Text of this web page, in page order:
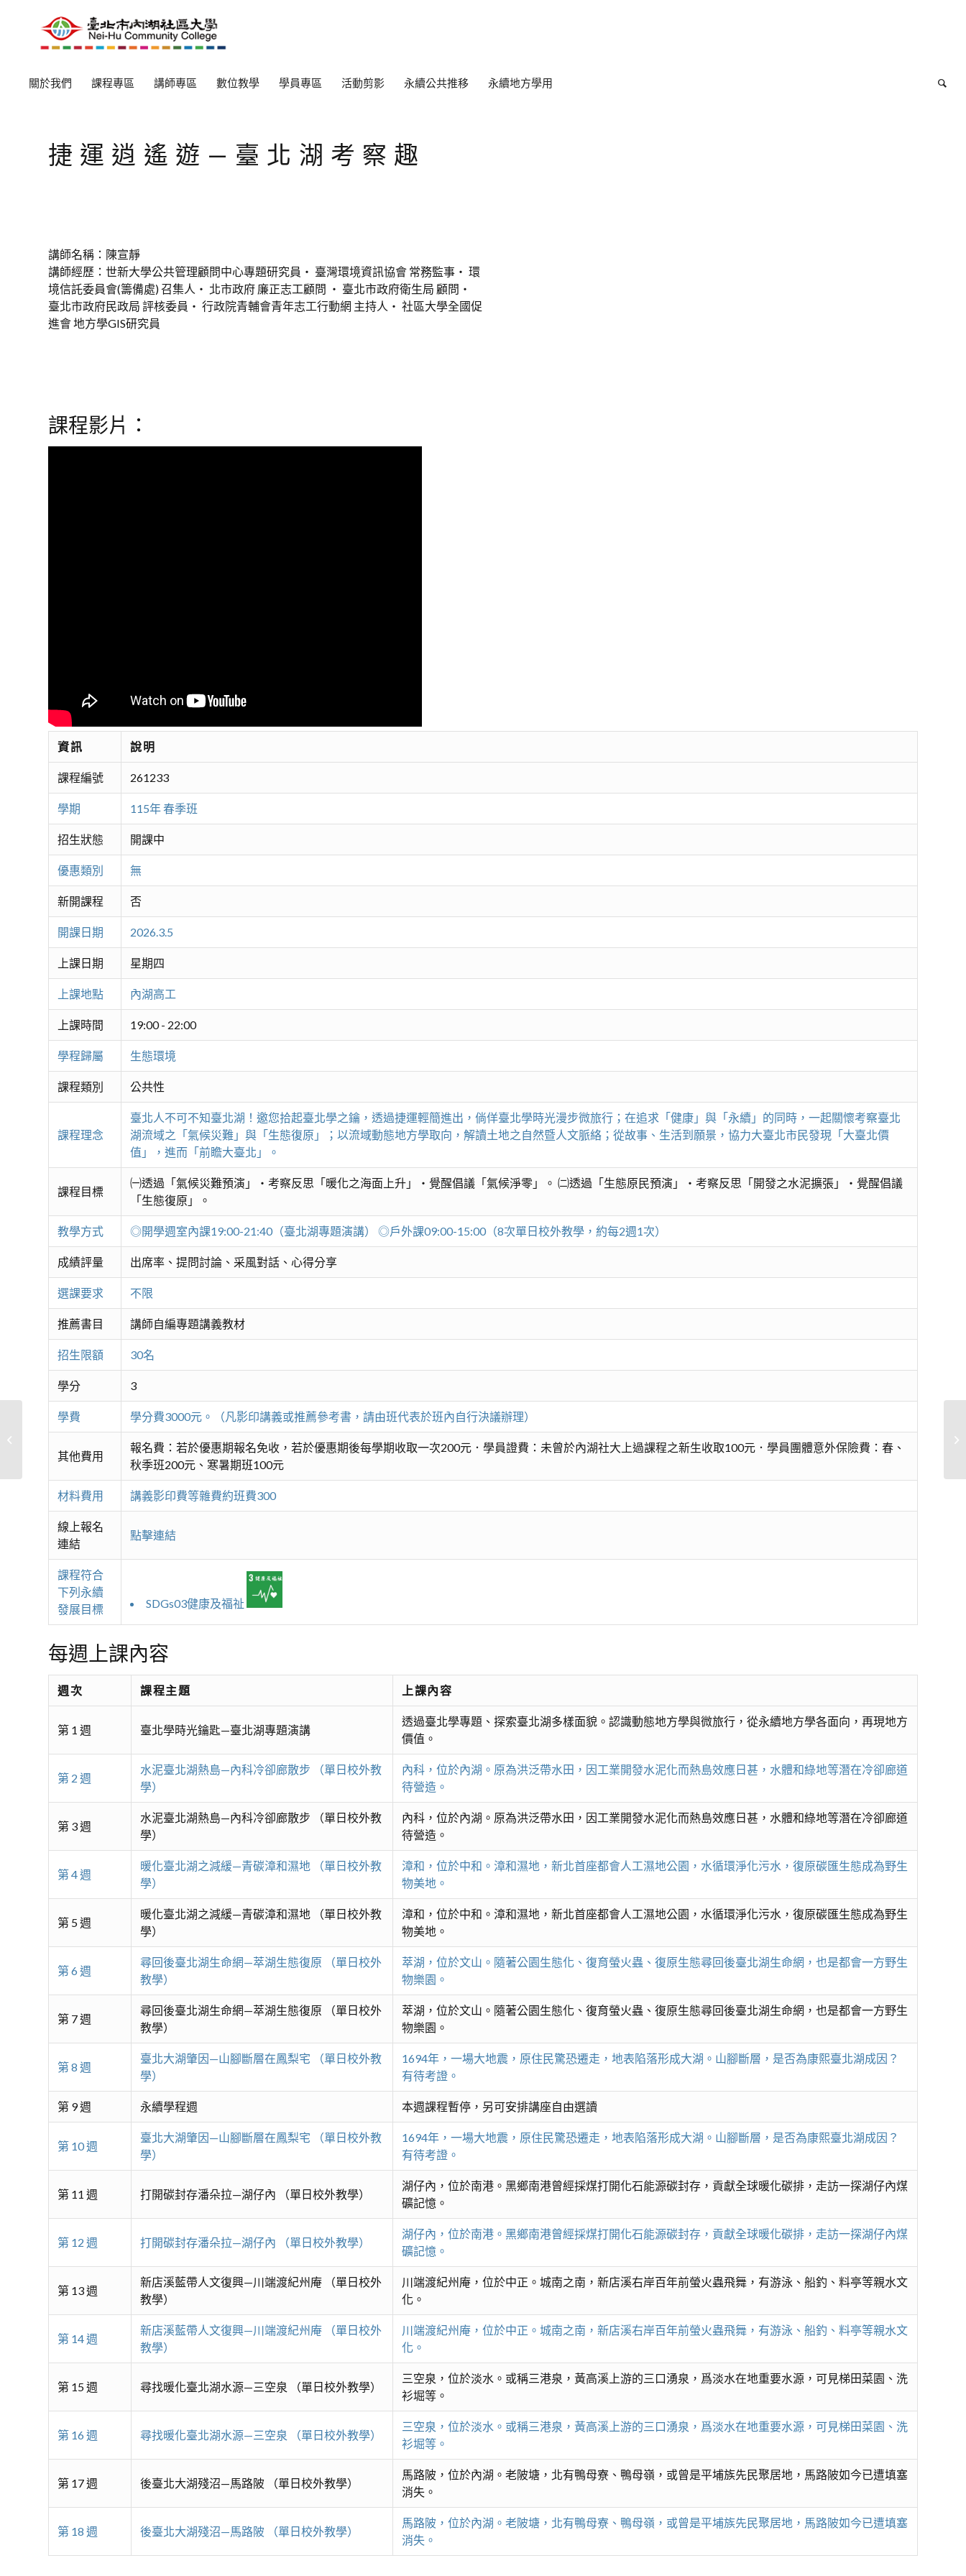
關於我們 課程專區 講師專區 數位教學 學員專區 活動剪影 永續公共推移 永續地方學用
捷運逍遙遊—臺北湖考察趣
講師名稱：陳宣靜
講師經歷：世新大學公共管理顧問中心專題研究員‧ 臺灣環境資訊協會 常務監事‧ 環
境信託委員會(籌備處) 召集人‧ 北市政府 廉正志工顧問 ‧ 臺北市政府衛生局 顧問‧
臺北市政府民政局 評核委員‧ 行政院青輔會青年志工行動網 主持人‧ 社區大學全國促
進會 地方學GIS研究員
課程影片：
資訊 說明
課程編號 261233
學期 115年 春季班
招生狀態 開課中
優惠類別 無
新開課程 否
開課日期 2026.3.5
上課日期 星期四
上課地點 內湖高工
上課時間 19:00 - 22:00
學程歸屬 生態環境
課程類別 公共性
課程理念
臺北人不可不知臺北湖！邀您拾起臺北學之鑰，透過捷運輕簡進出，倘佯臺北學時光漫步微旅行；在追求「健康」與「永續」的同時，一起關懷考察臺北
湖流域之「氣候災難」與「生態復原」；以流域動態地方學取向，解讀土地之自然暨人文脈絡；從故事、生活到願景，協力大臺北市民發現「大臺北價
值」，進而「前瞻大臺北」。
課程目標
㈠透過「氣候災難預演」・考察反思「暖化之海面上升」・覺醒倡議「氣候淨零」。 ㈡透過「生態原民預演」・考察反思「開發之水泥擴張」・覺醒倡議
「生態復原」。
教學方式 ◎開學週室內課19:00-21:40（臺北湖專題演講） ◎戶外課09:00-15:00（8次單日校外教學，約每2週1次）
成績評量 出席率、提問討論、采風對話、心得分享
選課要求 不限
推薦書目 講師自編專題講義教材
招生限額 30名
學分 3
學費 學分費3000元。（凡影印講義或推薦參考書，請由班代表於班內自行決議辦理）
其他費用
報名費：若於優惠期報名免收，若於優惠期後每學期收取一次200元．學員證費：未曾於內湖社大上過課程之新生收取100元．學員團體意外保險費：春、
秋季班200元、寒暑期班100元
材料費用 講義影印費等雜費約班費300
線上報名
連結
點擊連結
課程符合
下列永續
發展目標
SDGs03健康及福祉
每週上課內容
週次 課程主題 上課內容
第 1 週 臺北學時光鑰匙—臺北湖專題演講
透過臺北學專題、探索臺北湖多樣面貌。認識動態地方學與微旅行，從永續地方學各面向，再現地方
價值。
第 2 週
水泥臺北湖熱島—內科冷卻廊散步 （單日校外教
學）
內科，位於內湖。原為洪泛帶水田，因工業開發水泥化而熱島效應日甚，水體和綠地等潛在冷卻廊道
待營造。
第 3 週
水泥臺北湖熱島—內科冷卻廊散步 （單日校外教
學）
內科，位於內湖。原為洪泛帶水田，因工業開發水泥化而熱島效應日甚，水體和綠地等潛在冷卻廊道
待營造。
第 4 週
暖化臺北湖之減緩—青碳漳和濕地 （單日校外教
學）
漳和，位於中和。漳和濕地，新北首座都會人工濕地公園，水循環淨化污水，復原碳匯生態成為野生
物美地。
第 5 週
暖化臺北湖之減緩—青碳漳和濕地 （單日校外教
學）
漳和，位於中和。漳和濕地，新北首座都會人工濕地公園，水循環淨化污水，復原碳匯生態成為野生
物美地。
第 6 週
尋回後臺北湖生命網—萃湖生態復原 （單日校外
教學）
萃湖，位於文山。隨著公園生態化、復育螢火蟲、復原生態尋回後臺北湖生命網，也是都會一方野生
物樂園。
第 7 週
尋回後臺北湖生命網—萃湖生態復原 （單日校外
教學）
萃湖，位於文山。隨著公園生態化、復育螢火蟲、復原生態尋回後臺北湖生命網，也是都會一方野生
物樂園。
第 8 週
臺北大湖肇因—山腳斷層在鳳梨宅 （單日校外教
學）
1694年，一場大地震，原住民驚恐遷走，地表陷落形成大湖。山腳斷層，是否為康熙臺北湖成因？
有待考證。
第 9 週 永續學程週 本週課程暫停，另可安排講座自由選讀
第 10 週
臺北大湖肇因—山腳斷層在鳳梨宅 （單日校外教
學）
1694年，一場大地震，原住民驚恐遷走，地表陷落形成大湖。山腳斷層，是否為康熙臺北湖成因？
有待考證。
第 11 週 打開碳封存潘朵拉—湖仔內 （單日校外教學）
湖仔內，位於南港。黑鄉南港曾經採煤打開化石能源碳封存，貢獻全球暖化碳排，走訪一探湖仔內煤
礦記憶。
第 12 週 打開碳封存潘朵拉—湖仔內 （單日校外教學）
湖仔內，位於南港。黑鄉南港曾經採煤打開化石能源碳封存，貢獻全球暖化碳排，走訪一探湖仔內煤
礦記憶。
第 13 週
新店溪藍帶人文復興—川端渡紀州庵 （單日校外
教學）
川端渡紀州庵，位於中正。城南之南，新店溪右岸百年前螢火蟲飛舞，有游泳、船釣、料亭等親水文
化。
第 14 週
新店溪藍帶人文復興—川端渡紀州庵 （單日校外
教學）
川端渡紀州庵，位於中正。城南之南，新店溪右岸百年前螢火蟲飛舞，有游泳、船釣、料亭等親水文
化。
第 15 週 尋找暖化臺北湖水源—三空泉 （單日校外教學）
三空泉，位於淡水。或稱三港泉，黃高溪上游的三口湧泉，爲淡水在地重要水源，可見梯田菜園、洗
衫堀等。
第 16 週 尋找暖化臺北湖水源—三空泉 （單日校外教學）
三空泉，位於淡水。或稱三港泉，黃高溪上游的三口湧泉，爲淡水在地重要水源，可見梯田菜園、洗
衫堀等。
第 17 週 後臺北大湖殘沼—馬路陂 （單日校外教學）
馬路陂，位於內湖。老陂塘，北有鴨母寮、鴨母嶺，或曾是平埔族先民聚居地，馬路陂如今已遭填塞
消失。
第 18 週 後臺北大湖殘沼—馬路陂 （單日校外教學）
馬路陂，位於內湖。老陂塘，北有鴨母寮、鴨母嶺，或曾是平埔族先民聚居地，馬路陂如今已遭填塞
消失。